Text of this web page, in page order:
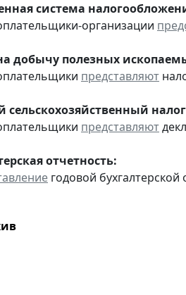
система
организации
добычу полезных
представляют
сельскохозяйственный
представляют
отчетность:
годовой бухгалтерской